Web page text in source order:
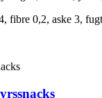
fibre 0,2, aske 3,